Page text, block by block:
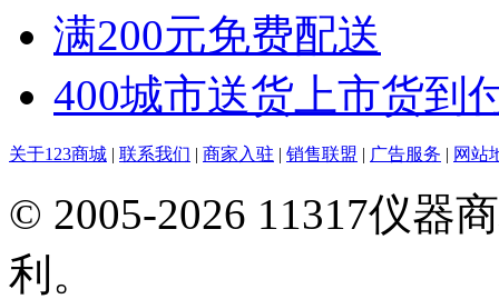
满200元免费配送
400城市送货上市货到
关于123商城 | 联系我们 | 商家入驻 | 销售联盟 | 广告服务 | 网站
© 2005-2026 11317仪器
利。